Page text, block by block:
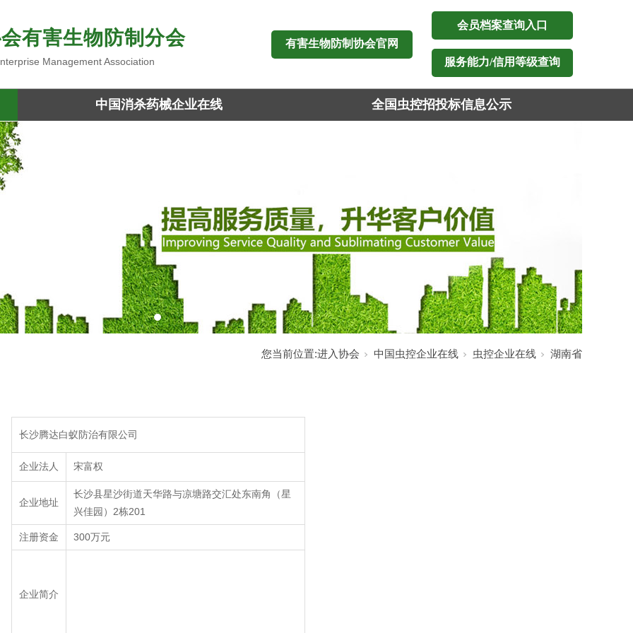
有害生物防制分会 有害生物防制协会官网
Management Association 服务能力/信用等级查询
会员档案查询入口
中国消杀药械企业在线 全国虫控招投标信息公示
您当前位置:进入协会 中国虫控企业在线 虫控企业在线 湖南省
长沙腾达白蚁防治有限公司
企业法人 宋富权
企业地址
长沙县星沙街道天华路与凉塘路交汇处东南角（星
兴佳园）2栋201
注册资金 300万元
企业简介